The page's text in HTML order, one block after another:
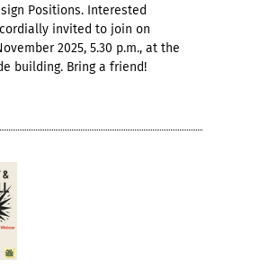
Positions. Interested
invited to join on
2025, 5.30 p.m., at the
building. Bring a friend!